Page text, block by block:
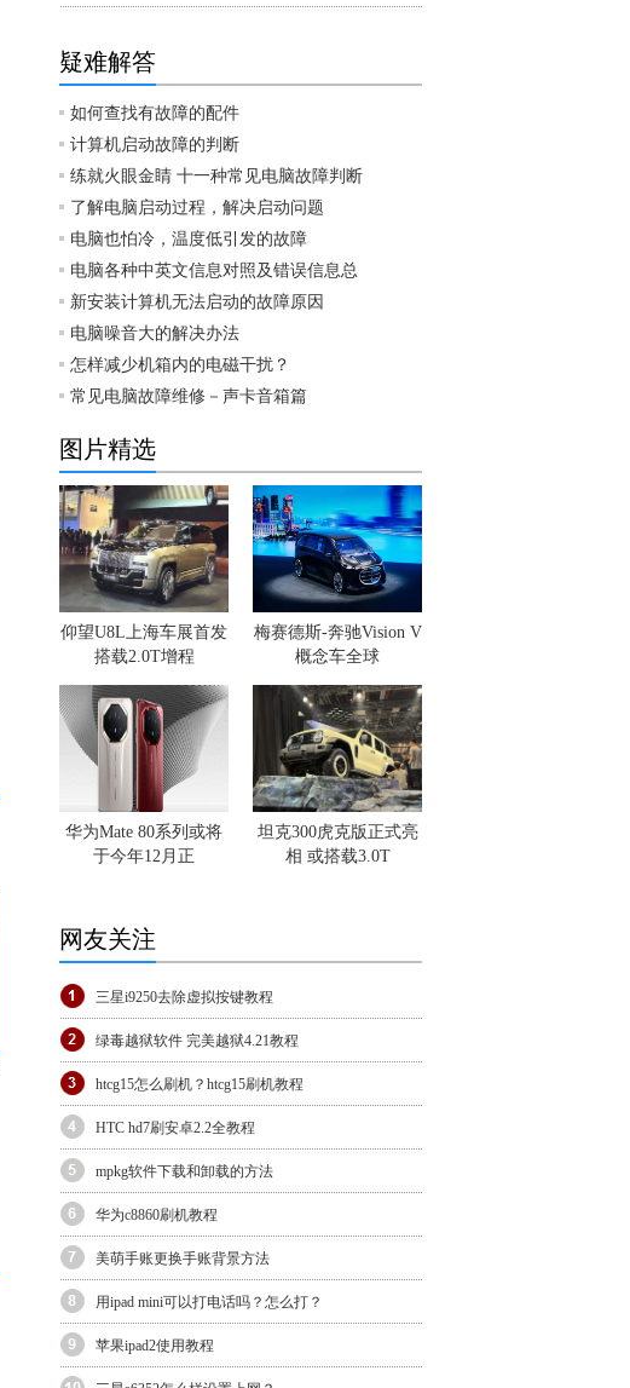
疑难解答
如何查找有故障的配件
计算机启动故障的判断
练就火眼金睛 十一种常见电脑故障判断
了解电脑启动过程，解决启动问题
电脑也怕冷，温度低引发的故障
电脑各种中英文信息对照及错误信息总
新安装计算机无法启动的故障原因
电脑噪音大的解决办法
怎样减少机箱内的电磁干扰？
常见电脑故障维修－声卡音箱篇
图片精选
仰望U8L上海车展首发
搭载2.0T增程
梅赛德斯-奔驰Vision V
概念车全球
华为Mate 80系列或将
于今年12月正
坦克300虎克版正式亮
相 或搭载3.0T
网友关注
三星i9250去除虚拟按键教程
绿毒越狱软件 完美越狱4.21教程
htcg15怎么刷机？htcg15刷机教程
HTC hd7刷安卓2.2全教程
mpkg软件下载和卸载的方法
华为c8860刷机教程
美萌手账更换手账背景方法
用ipad mini可以打电话吗？怎么打？
苹果ipad2使用教程